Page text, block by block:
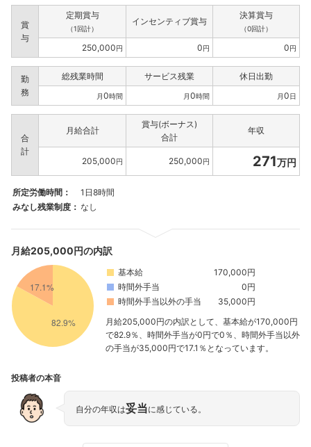
賞
与
定期賞与
（1回計）
インセンティブ賞与
決算賞与
（0回計）
250,000円 0円 0円
勤
務
総残業時間 サービス残業 休日出勤
月0時間 月0時間 月0日
合
計
月給合計
賞与(ボーナス)
合計
年収
205,000円 250,000円 271万円
所定労働時間：
1日8時間
みなし残業制度： なし
月給205,000円の内訳
基本給
170,000円
時間外手当
0円
時間外手当以外の手当
35,000円
月給205,000円の内訳として、基本給が170,000円
で82.9％、時間外手当が0円で0％、時間外手当以外
の手当が35,000円で17.1％となっています。
投稿者の本音
自分の年収は妥当に感じている。